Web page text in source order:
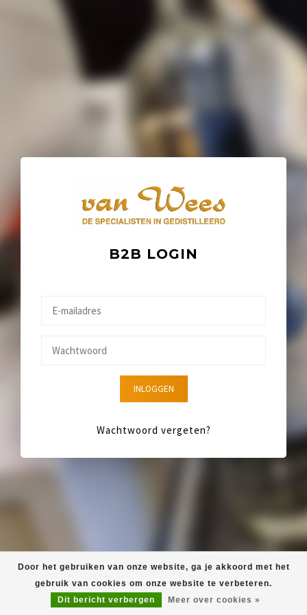
B2B LOGIN
INLOGGEN
Wachtwoord vergeten?
Door het gebruiken van onze website, ga je akkoord met het
gebruik van cookies om onze website te verbeteren.
Dit bericht verbergen
Meer over cookies »